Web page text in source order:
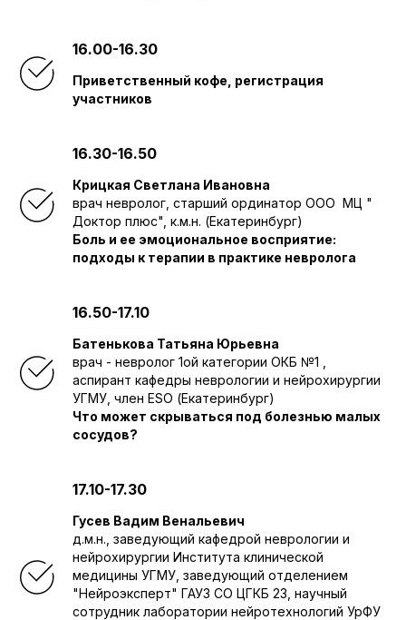
16.00-16.30
Приветственный кофе, регистрация
участников
16.30-16.50
Крицкая Светлана Ивановна
врач невролог, старший ординатор ООО МЦ "
Доктор плюс", к.м.н. (Екатеринбург)
Боль и ее эмоциональное восприятие:
подходы к терапии в практике невролога
16.50-17.10
Батенькова Татьяна Юрьевна
врач - невролог 1ой категории ОКБ №1 ,
аспирант кафедры неврологии и нейрохирургии
УГМУ, член ESO (Екатеринбург)
Что может скрываться под болезнью малых
сосудов?
17.10-17.30
Гусев Вадим Венальевич
д.м.н., заведующий кафедрой неврологии и
нейрохирургии Института клинической
медицины УГМУ, заведующий отделением
"Нейроэксперт" ГАУЗ СО ЦГКБ 23, научный
сотрудник лаборатории нейротехнологий УрФУ